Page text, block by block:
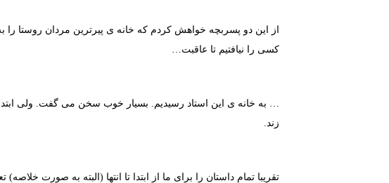
از این دو پسربچه خواهش کردم که خانه ی پیرترین مردان روستا را
کسی را نیافتیم تا عاقبت…
… به خانه ی این استاد رسیدیم. بسیار خوب سخن می گفت. ولی
زند.
تقریبا تمام داستان را برای ما از ابتدا تا انتها (البته به صورت